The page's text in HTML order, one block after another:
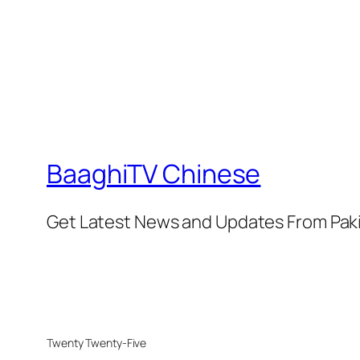
BaaghiTV Chinese
Get Latest News and Updates From
Twenty Twenty-Five